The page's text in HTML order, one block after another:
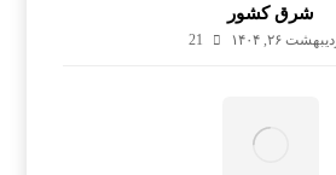
شرق کشور
۲۶, ۱۴۰۴ 21